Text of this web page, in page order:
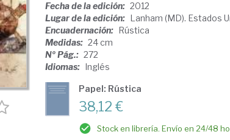
Fecha de la edición: 2012
Lugar de la edición: Lanham (MD). Estados
Encuadernación: Rústica
Medidas: 24 cm
Nº Pág.: 272
Idiomas: Inglés
Papel: Rústica
38,12 €
Stock en librería. Envío en 24/48